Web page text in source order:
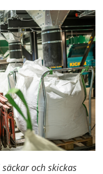
och skickas